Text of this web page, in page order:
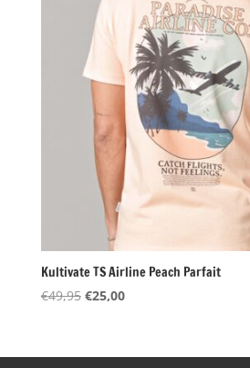
Kultivate TS Airline Peach Parfait
€49,95 Oorspronkelijke
€49,95.
€25,00Huidige
€25,00.